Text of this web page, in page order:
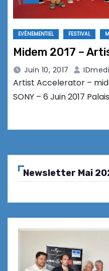
EVÉNEMENTIEL FESTIVAL
Midem 2017 –
Juin 10, 2017
Artist Accelerator –
SONY – 6 Juin 2017
Newsletter Mai